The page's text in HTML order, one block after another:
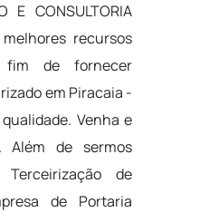
E CONSULTORIA
recursos
fim de fornecer
em Piracaia -
Venha e
Além de sermos
Terceirização de
de Portaria